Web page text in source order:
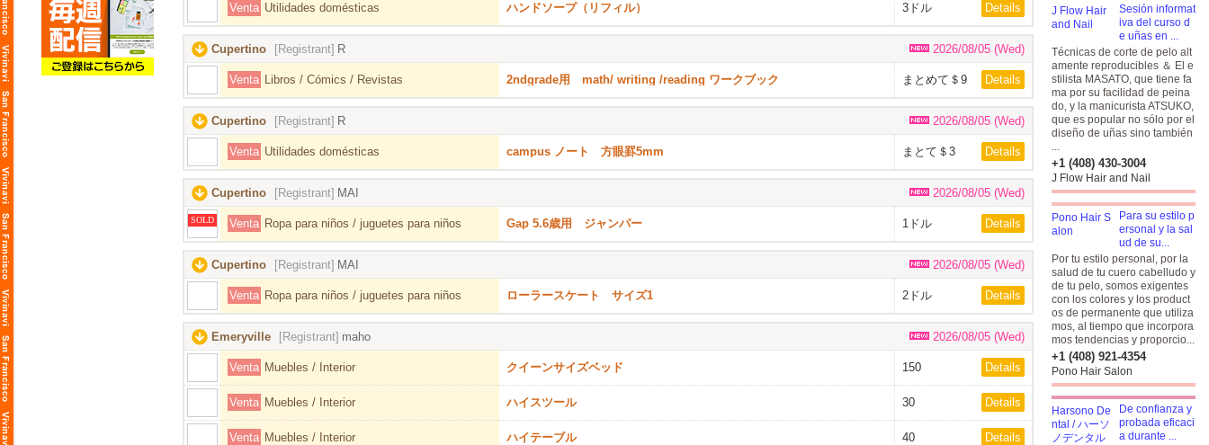
Venta Utilidades domésticas ハンドソープ（リフィル） 3ドル Details
Cupertino [Registrant] R 2026/08/05 (Wed)
Venta Libros / Cómics / Revistas 2ndgrade用 math/ writing /reading ワークブック まとめて＄9 Details
Cupertino [Registrant] R 2026/08/05 (Wed)
Venta Utilidades domésticas campus ノート 方眼罫5mm まとて＄3 Details
Cupertino [Registrant] MAI 2026/08/05 (Wed)
SOLD Venta Ropa para niños / juguetes para niños Gap 5.6歳用 ジャンパー 1ドル Details
Cupertino [Registrant] MAI 2026/08/05 (Wed)
Venta Ropa para niños / juguetes para niños ローラースケート サイズ1 2ドル Details
Emeryville [Registrant] maho 2026/08/05 (Wed)
Venta Muebles / Interior クイーンサイズベッド 150 Details
Venta Muebles / Interior ハイスツール 30 Details
Venta Muebles / Interior ハイテーブル 40 Details
Sesión informat
iva del curso d
e uñas en ...
Técnicas de corte de pelo alt
amente reproducibles ＆ El e
stilista MASATO, que tiene fa
ma por su facilidad de peina
do, y la manicurista ATSUKO,
que es popular no sólo por el
diseño de uñas sino también
...
+1 (408) 430-3004
J Flow Hair and Nail
Para su estilo p
ersonal y la sal
ud de su...
Por tu estilo personal, por la
salud de tu cuero cabelludo y
de tu pelo, somos exigentes
con los colores y los product
os de permanente que utiliza
mos, al tiempo que incorpora
mos tendencias y proporcio...
+1 (408) 921-4354
Pono Hair Salon
De confianza y
probada eficaci
a durante ...